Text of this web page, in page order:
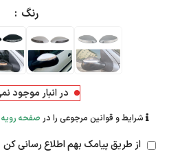
رنگ
در انبار موجود
شرایط و قوانین مرجوعی را در صفحه رویه
از طریق پیامک بهم اطلاع رسانی کن